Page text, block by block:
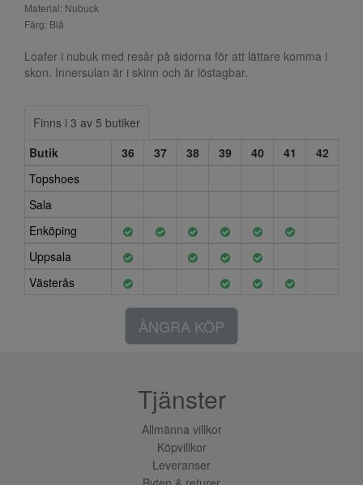
Material: Nubuck
Färg: Blå
Loafer i nubuk med resår på sidorna för att lättare komma i
skon. Innersulan är i skinn och är löstagbar.
Finns i 3 av 5 butiker
Butik
36 37 38 39 40 41
42
Topshoes
Sala
Enköping
Uppsala
Västerås
ÅNGRA KÖP
Tjänster
Allmänna villkor
Köpvillkor
Leveranser